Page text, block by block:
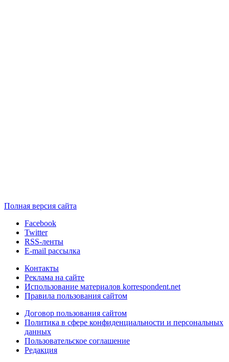
Полная версия сайта
Facebook
Twitter
RSS-ленты
E-mail рассылка
Контакты
Реклама на сайте
Использование материалов korrespondent.net
Правила пользования сайтом
Договор пользования сайтом
Политика в сфере конфиденциальности и персональных
данных
Пользовательское соглашение
Редакция